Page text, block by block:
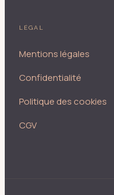
LÉGAL
Mentions légales
Confidentialité
Politique des cookies
CGV